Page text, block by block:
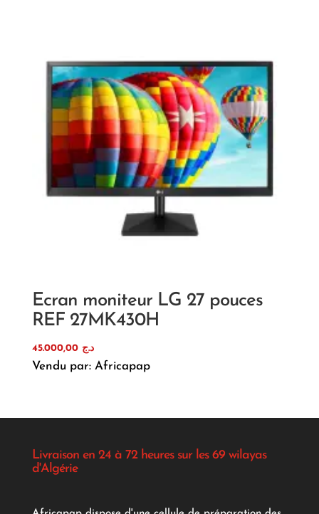
Ecran moniteur LG 27 pouces
REF 27MK430H
د.ج 45.000,00
Vendu par: Africapap
Livraison en 24 à 72 heures sur les 69 wilayas
d'Algérie